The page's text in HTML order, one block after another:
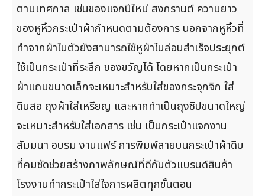
ตามเทศกาล เช่นของแจกปีใหม่ สงกรานต์ ความยาว
ของหูหิ้วกระเป๋าผ้ากำหนดตามต้องการ นอกจากหูหิ้วที่
ทำจากผ้าในตัวยังสามารถใช้หูผ้าไนล่อนสำเร็จประยุกต์
ใช้เป็นกระเป๋าที่ระลึก ของขวัญได้ โดยหากเป็นกระเป๋า
ผ้าแถมขนาดเล็กจะเหมาะสำหรับใส่ของกระจุกจิก ใส่
ดินสอ ถุงผ้าใส่เหรียญ และหากทำเป็นถุงซิปขนาดใหญ่
จะเหมาะสำหรับใส่เอกสาร เช่น เป็นกระเป๋าแจกงาน
สัมมนา อบรม งานแฟร์ การพิมพ์ลายบนกระเป๋าผ้าดิบ
ที่คมชัดช่วยสร้างภาพลักษณ์ที่ดีกับตัวแบรนด์สินค้า
โรงงานทำกระเป๋าใส่ใจการผลิตทุกขั้นตอน